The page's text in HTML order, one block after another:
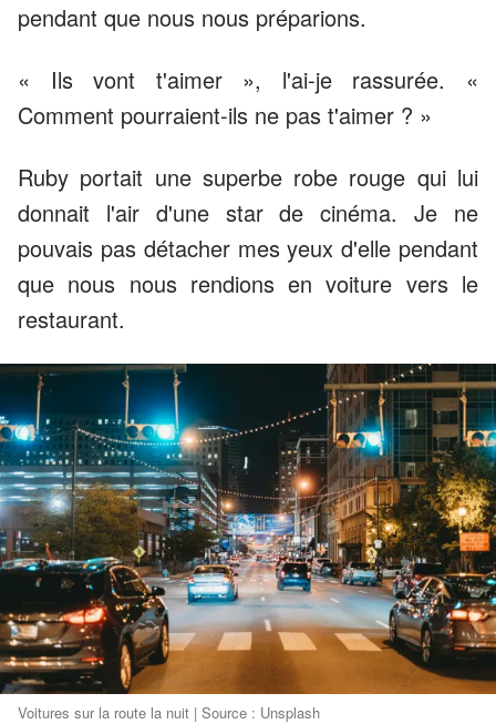
pendant que nous nous préparions.
« Ils vont t'aimer », l'ai-je rassurée. «
Comment pourraient-ils ne pas t'aimer ? »
Ruby portait une superbe robe rouge qui lui
donnait l'air d'une star de cinéma. Je ne
pouvais pas détacher mes yeux d'elle pendant
que nous nous rendions en voiture vers le
restaurant.
Voitures sur la route la nuit | Source : Unsplash